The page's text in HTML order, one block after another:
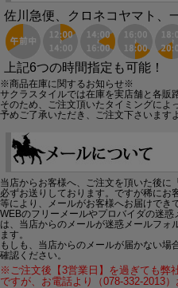
佐川急便、クロネコヤマト、
上記6つの時間指定も可能！
※商品在庫に関するお知らせ※
サクラスタイルでは在庫を実店舗と各販
そのため、ご注文頂いたタイミングによ
予めご了承いただき、ご注文下さいます
当店からお客様へ、ご注文を頂いた後に
必ずお送りしております。ですが稀にお
等により、メールがお客様へお届けでき
WEBのフリーメールやプロバイダの迷
は、当店からのメールが迷惑メールフォ
ます。
もしも、当店からのメールが届かない
確認ください。
※ご注文後【3営業日】を過ぎても弊
ですが、お電話より（078-332-2013）